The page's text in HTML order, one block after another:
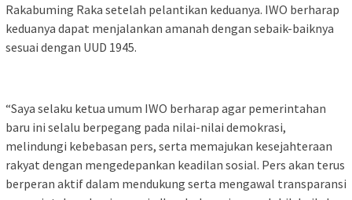
Rakabuming Raka setelah pelantikan keduanya. IWO berharap
keduanya dapat menjalankan amanah dengan sebaik-baiknya
sesuai dengan UUD 1945.
“Saya selaku ketua umum IWO berharap agar pemerintahan
baru ini selalu berpegang pada nilai-nilai demokrasi,
melindungi kebebasan pers, serta memajukan kesejahteraan
rakyat dengan mengedepankan keadilan sosial. Pers akan terus
berperan aktif dalam mendukung serta mengawal transparansi